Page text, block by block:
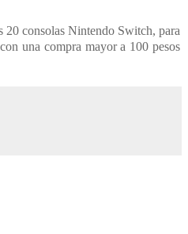
20 consolas Nintendo Switch, para
una compra mayor a 100 pesos